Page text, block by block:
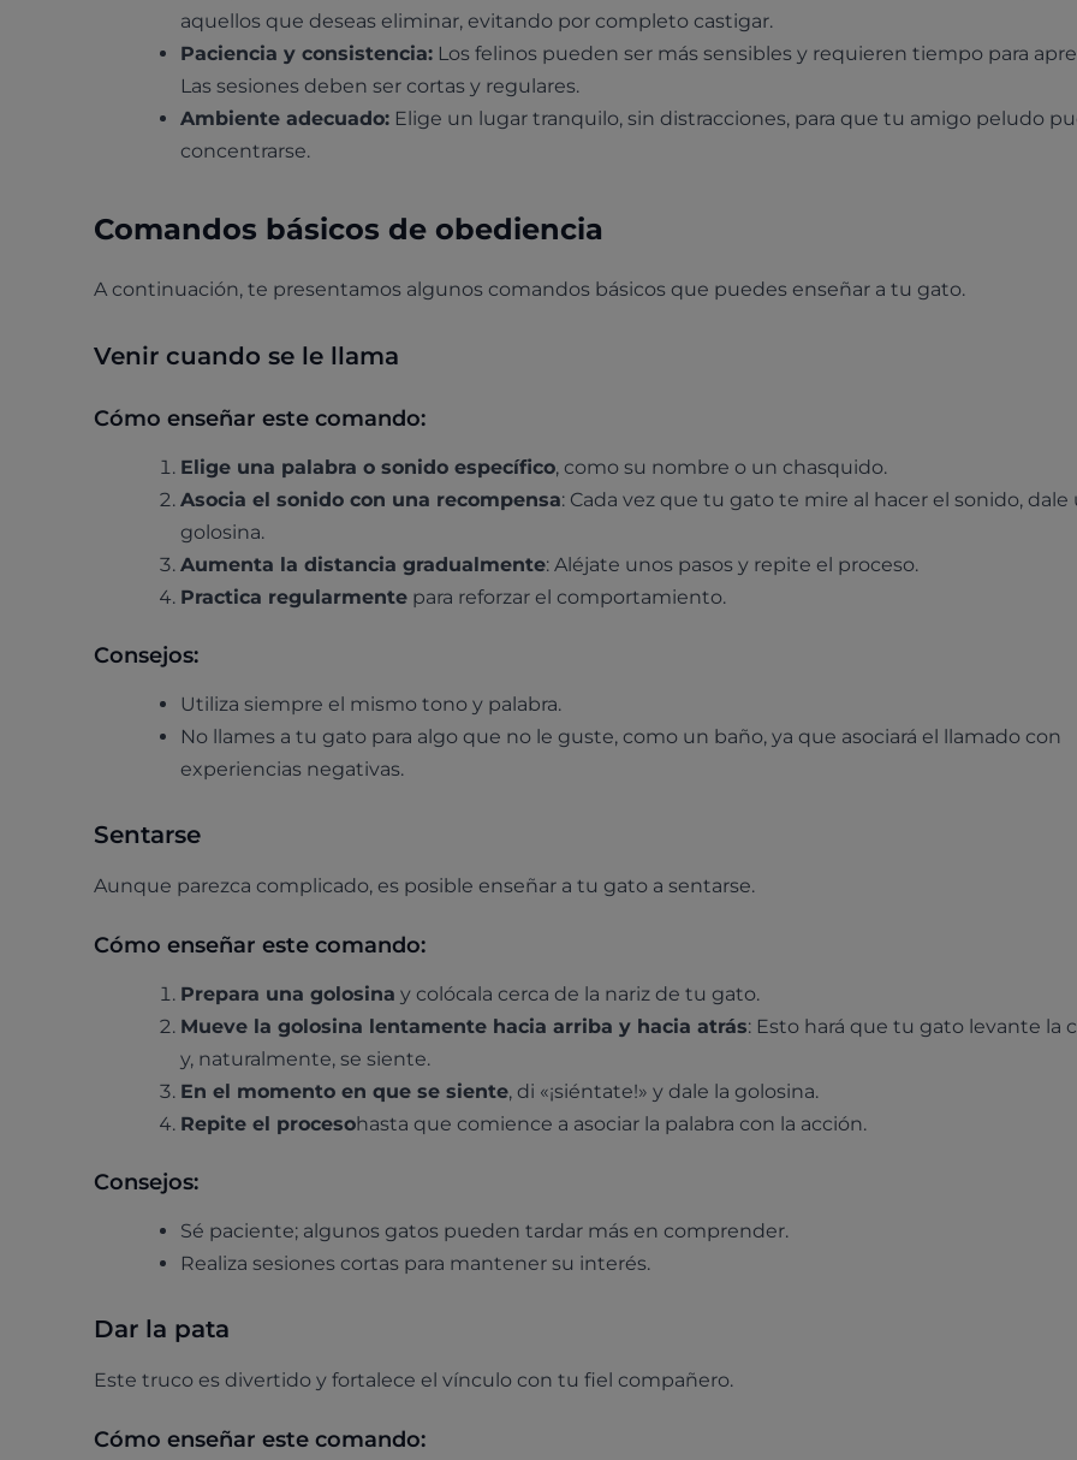
aquellos que deseas eliminar, evitando por completo castigar.
Paciencia y consistencia: Los felinos pueden ser más sensibles y requieren tiempo para
Las sesiones deben ser cortas y regulares.
Ambiente adecuado: Elige un lugar tranquilo, sin distracciones, para que tu amigo peludo
concentrarse.
Comandos básicos de obediencia
A continuación, te presentamos algunos comandos básicos que puedes enseñar a tu gato.
Venir cuando se le llama
Cómo enseñar este comando:
Elige una palabra o sonido específico, como su nombre o un chasquido.
Asocia el sonido con una recompensa: Cada vez que tu gato te mire al hacer el sonido, dale
golosina.
Aumenta la distancia gradualmente: Aléjate unos pasos y repite el proceso.
Practica regularmente para reforzar el comportamiento.
Consejos:
Utiliza siempre el mismo tono y palabra.
No llames a tu gato para algo que no le guste, como un baño, ya que asociará el llamado con
experiencias negativas.
Sentarse
Aunque parezca complicado, es posible enseñar a tu gato a sentarse.
Cómo enseñar este comando:
Prepara una golosina y colócala cerca de la nariz de tu gato.
Mueve la golosina lentamente hacia arriba y hacia atrás: Esto hará que tu gato levante la
y, naturalmente, se siente.
En el momento en que se siente, di «¡siéntate!» y dale la golosina.
Repite el procesohasta que comience a asociar la palabra con la acción.
Consejos:
Sé paciente; algunos gatos pueden tardar más en comprender.
Realiza sesiones cortas para mantener su interés.
Dar la pata
Este truco es divertido y fortalece el vínculo con tu fiel compañero.
Cómo enseñar este comando: